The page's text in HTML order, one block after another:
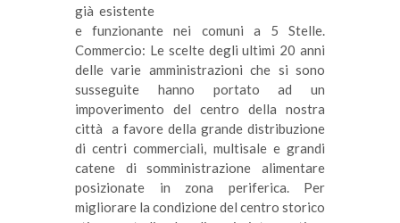
già esistente
e funzionante nei comuni a 5 Stelle.
Commercio: Le scelte degli ultimi 20 anni
delle varie amministrazioni che si sono
susseguite hanno portato ad un
impoverimento del centro della nostra
città a favore della grande distribuzione
di centri commerciali, multisale e grandi
catene di somministrazione alimentare
posizionate in zona periferica. Per
migliorare la condizione del centro storico